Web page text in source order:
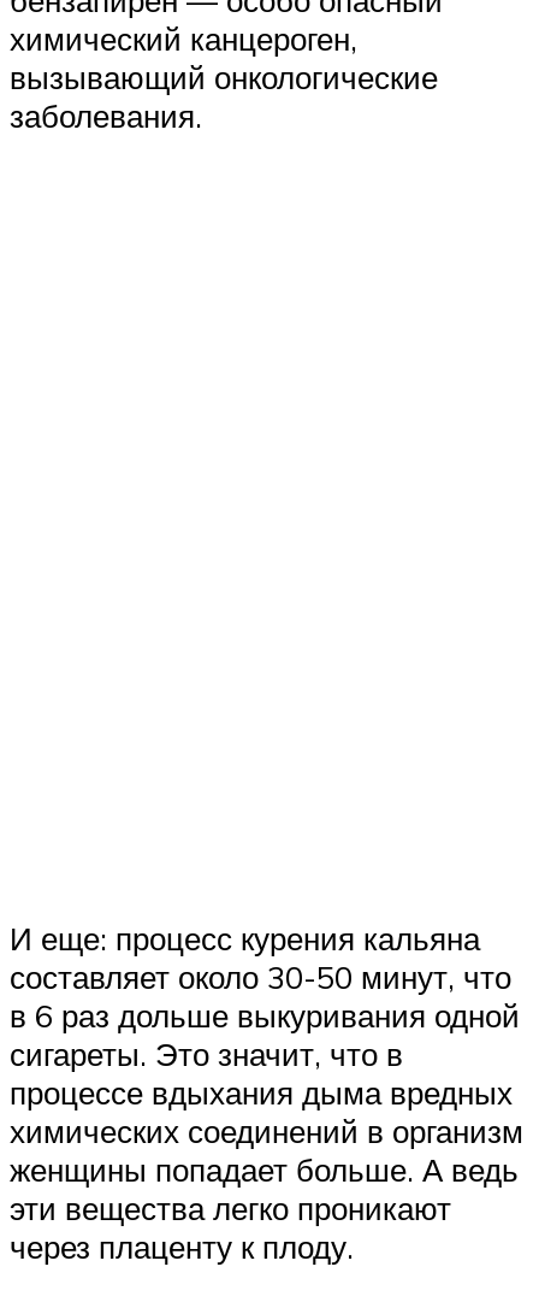
химический канцероген,
вызывающий онкологические
заболевания.
И еще: процесс курения кальяна
составляет около 30-50 минут, что
в 6 раз дольше выкуривания одной
сигареты. Это значит, что в
процессе вдыхания дыма вредных
химических соединений в организм
женщины попадает больше. А ведь
эти вещества легко проникают
через плаценту к плоду.